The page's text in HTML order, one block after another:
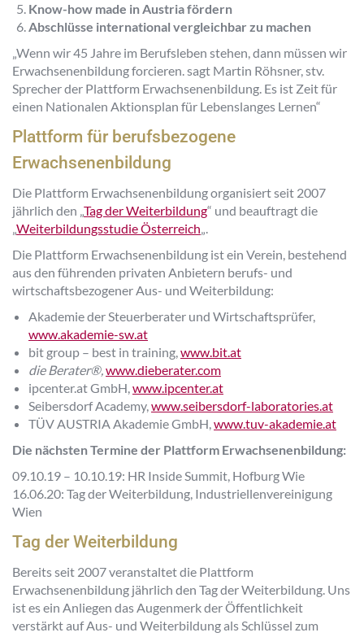
Know-how made in Austria fördern
Abschlüsse international vergleichbar zu machen
„Wenn wir 45 Jahre im Berufsleben stehen, dann müssen wir
Erwachsenenbildung forcieren.sagt Martin Röhsner, stv.
Sprecher der Plattform Erwachsenenbildung. Es ist Zeit für
einen Nationalen Aktionsplan für Lebenslanges Lernen“
Plattform für berufsbezogene
Erwachsenenbildung
Die Plattform Erwachsenenbildung organisiert seit 2007
jährlich den „Tag der Weiterbildung“ und beauftragt die
„Weiterbildungsstudie Österreich„.
Die Plattform Erwachsenenbildung ist ein Verein, bestehend
aus den führenden privaten Anbietern berufs- und
wirtschaftsbezogener Aus- und Weiterbildung:
Akademie der Steuerberater und Wirtschaftsprüfer,
www.akademie-sw.at
bit group – best in training,www.bit.at
die Berater®,www.dieberater.com
ipcenter.at GmbH,www.ipcenter.at
Seibersdorf Academy,www.seibersdorf-laboratories.at
TÜV AUSTRIA Akademie GmbH,www.tuv-akademie.at
Die nächsten Termine der Plattform Erwachsenenbildung:
09.10.19 – 10.10.19: HR Inside Summit, Hofburg Wie
16.06.20: Tag der Weiterbildung, Industriellenvereinigung
Wien
Tag der Weiterbildung
Bereits seit 2007 veranstaltet die Plattform
Erwachsenenbildung jährlich den Tag der Weiterbildung. Uns
ist es ein Anliegen das Augenmerk der Öffentlichkeit
verstärkt auf Aus- und Weiterbildung als Schlüssel zum